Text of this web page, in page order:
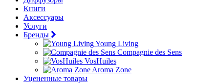
Книги
Аксессуары
Услуги
Бренды
Young Living
Compagnie des Sens
VosHuiles
Aroma Zone
Уцененные товары